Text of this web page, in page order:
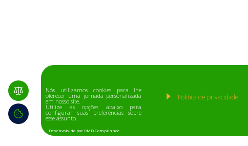
Nós utilizamos cookies para lhe
oferecer uma jornada personalizada
em nosso site.
Utilize as opções abaixo para
configurar suas preferências sobre
esse assunto.
Politica de privacidade
Desenvolvido por RMD Compliance